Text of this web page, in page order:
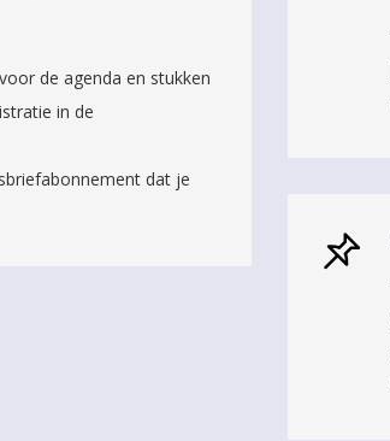
voor de agenda en stukken
in de
dat je